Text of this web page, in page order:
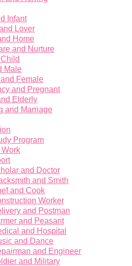
Infant
Lover
Home
and Nurture
Male
Female
and Pregnant
Elderly
and Marriage
Program
and Doctor
and Smith
and Cook
Worker
and Postman
and Peasant
and Hospital
and Dance
and Engineer
and Military